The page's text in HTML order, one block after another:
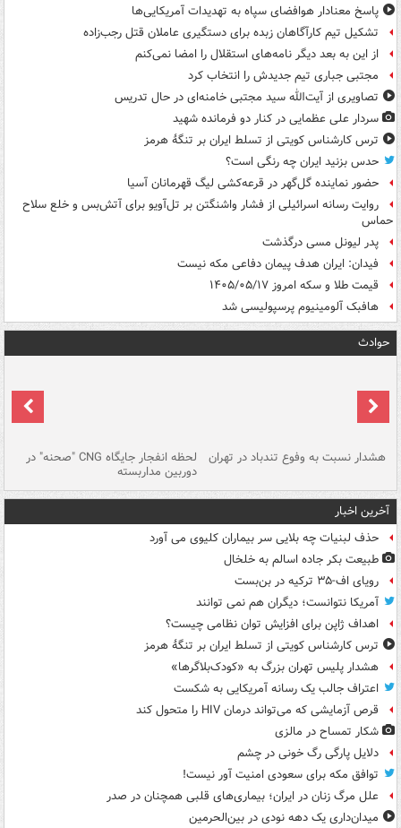
پاسخ معنادار هوافضای سپاه به تهدیدات آمریکایی‌ها
تشکیل تیم کارآگاهان زبده برای دستگیری عاملان قتل رجب‌زاده
از این به بعد دیگر نامه‌های استقلال را امضا نمی‌کنم
مجتبی جباری تیم جدیدش را انتخاب کرد
تصاویری از آیت‌الله سید مجتبی خامنه‌ای در حال تدریس
سردار علی عظمایی در کنار دو فرمانده شهید
ترس کارشناس کویتی از تسلط ایران بر تنگۀ هرمز
حدس بزنید ایران چه رنگی است؟
حضور نماینده گل‌گهر در قرعه‌کشی لیگ قهرمانان آسیا
روایت رسانه اسرائیلی از فشار واشنگتن بر تل‌آویو برای آتش‌بس و خلع سلاح
حماس
پدر لیونل مسی درگذشت
فیدان: ایران هدف پیمان دفاعی مکه نیست
قیمت طلا و سکه امروز ۱۴۰۵/۰۵/۱۷
هافبک آلومینیوم پرسپولیسی شد
حوادث
هشدار نسبت به وفوع تندباد در تهران لحظه انفجار جایگاه CNG "صحنه" در
دوربین مداربسته
آخرین اخبار
حذف لبنیات چه بلایی سر بیماران کلیوی می آورد
طبیعت بکر جاده اسالم به خلخال
رویای اف-۳۵ ترکیه در بن‌بست
آمریکا نتوانست؛ دیگران هم نمی توانند
اهداف ژاپن برای افزایش توان نظامی چیست؟
ترس کارشناس کویتی از تسلط ایران بر تنگۀ هرمز
هشدار پلیس تهران بزرگ به «کودک‌بلاگرها»
اعتراف جالب یک رسانه آمریکایی به شکست
قرص آزمایشی که می‌تواند درمان HIV را متحول کند
شکار تمساح در مالزی
دلایل پارگی رگ خونی در چشم
توافق مکه برای سعودی امنیت آور نیست!
علل مرگ زنان در ایران؛ بیماری‌های قلبی همچنان در صدر
میدان‌داری یک دهه نودی در بین‌الحرمین